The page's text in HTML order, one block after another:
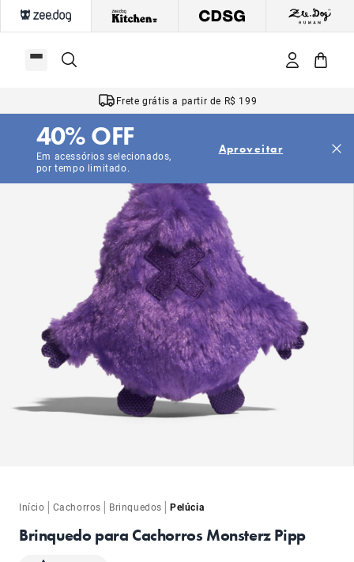
Frete grátis a partir de R$ 199
Em acessórios selecionados,
por tempo limitado.
40% OFF Aproveitar
Início | Cachorros | Brinquedos |Pelúcia
Brinquedo para Cachorros Monsterz Pipp